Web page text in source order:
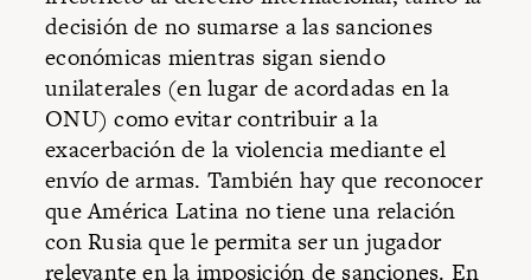
decisión de no sumarse a las sanciones
económicas mientras sigan siendo
unilaterales (en lugar de acordadas en la
ONU) como evitar contribuir a la
exacerbación de la violencia mediante el
envío de armas. También hay que reconocer
que América Latina no tiene una relación
con Rusia que le permita ser un jugador
relevante en la imposición de sanciones. En